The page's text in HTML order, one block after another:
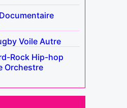
Documentaire
Voile Autre
Rock Hip-hop
Orchestre